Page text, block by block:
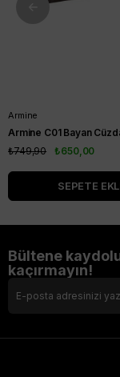
Armine
₺650,00
₺749,90
SEPETE
Bültene
kaçırmayın!